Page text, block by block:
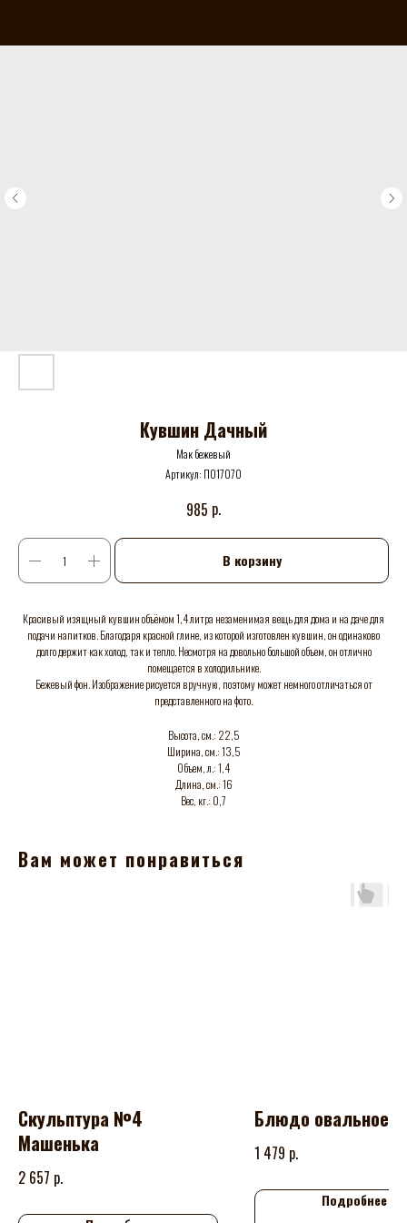
Кувшин Дачный
Мак бежевый
Артикул: П017070
985 р.
В корзину
Красивый изящный кувшин объёмом 1,4 литра незаменимая вещь для дома и на даче для
подачи напитков. Благодаря красной глине, из которой изготовлен кувшин, он одинаково
долго держит как холод, так и тепло. Несмотря на довольно большой объем, он отлично
помещается в холодильнике.
Бежевый фон. Изображение рисуется вручную, поэтому может немного отличаться от
представленного на фото.
Высота, см.: 22,5
Ширина, см.: 13,5
Объем, л.: 1,4
Длина, см.: 16
Вес, кг.: 0,7
Вам может понравиться
Скульптура №4
Машенька
2 657 р.
Блюдо овальное
1 479 р.
Подробнее